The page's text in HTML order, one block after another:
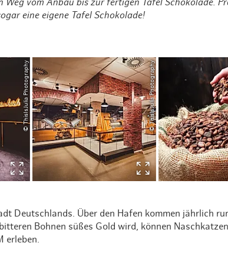
Hotel Skiverliebt
Weg vom Anbau bis zur fertigen Tafel Schokolade.
eine eigene Tafel Schokolade!
© ThisIsJulia Photography © ThisIsJulia Photography
Deutschlands. Über den Hafen kommen jährlich
Bohnen süßes Gold wird, können
erleben.